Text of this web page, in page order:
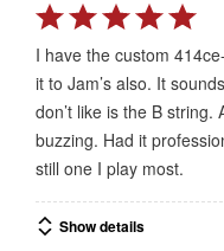
Rated
5
out
of
5
I have the custom 414ce-
it to Jam’s also. It sounds as good as it looks. The one thing I
don’t like is the B string. Almost sounds as though it’s
buzzing. Had it professionally set up, but still isn’t spot on. It’s
still one I play most.
Show details